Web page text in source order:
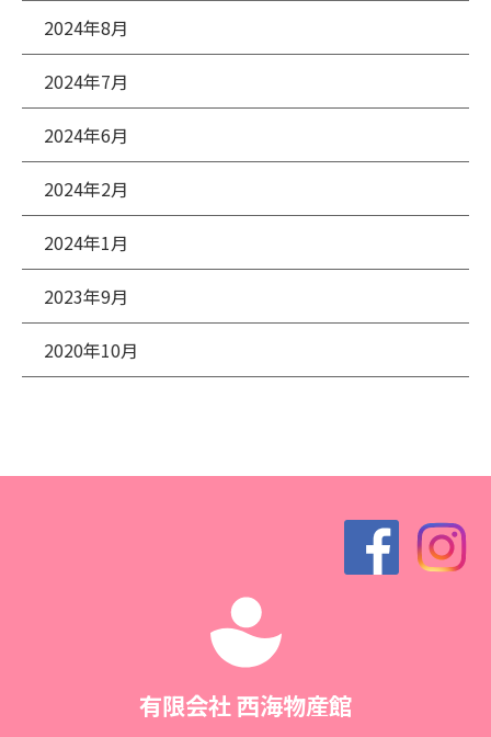
2024年8月
2024年7月
2024年6月
2024年2月
2024年1月
2023年9月
2020年10月
有限会社 西海物産館